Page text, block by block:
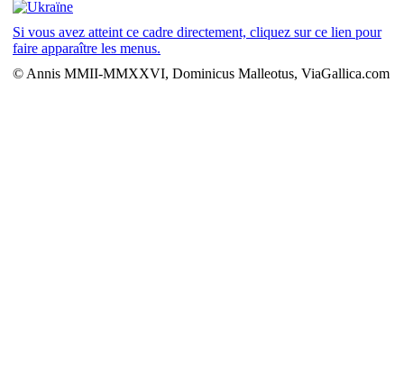
Si vous avez atteint ce cadre directement, cliquez sur ce lien pour
faire apparaître les menus.
© Annis MMII-MMXXVI, Dominicus Malleotus, ViaGallica.com